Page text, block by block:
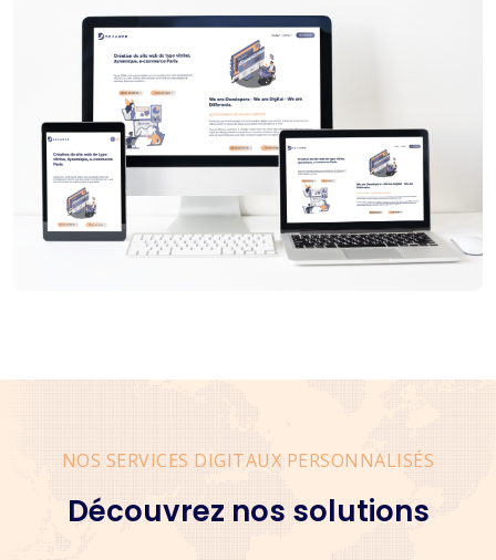
NOS SERVICES DIGITAUX PERSONNALISÉS
Découvrez nos solutions